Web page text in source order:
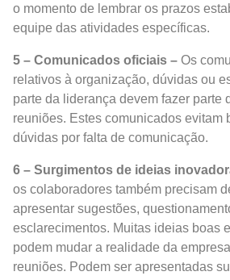
o momento de lembrar os prazos
equipe das atividades específicas.
5 – Comunicados oficiais – Os
relativos à organização, dúvidas ou
parte da liderança devem fazer parte
reuniões. Estes comunicados evitam
dúvidas por falta de comunicação.
6 – Surgimentos de ideias
os colaboradores também precisam
apresentar sugestões,
esclarecimentos. Muitas ideias boas
podem mudar a realidade da
reuniões. Podem ser apresentadas